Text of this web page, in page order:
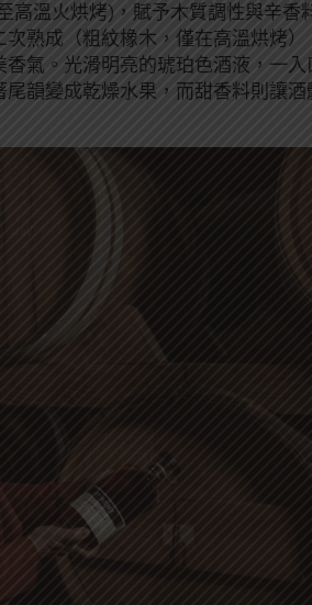
高溫火烘烤)，賦予木質調性與辛香
熟成（粗紋橡木，僅在高溫烘烤）
氣。光滑明亮的琥珀色酒液，一入
韻變成乾燥水果，而甜香料則讓酒